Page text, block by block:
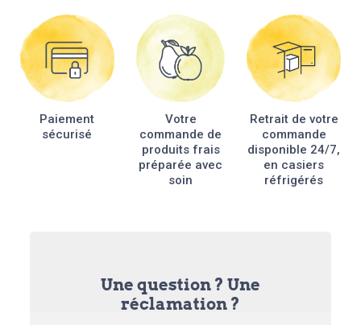
Paiement
sécurisé
Votre
commande de
produits frais
préparée avec
soin
Retrait de votre
commande
disponible 24/7,
en casiers
réfrigérés
Une question ? Une
réclamation ?